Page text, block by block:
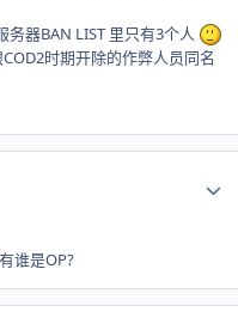
器BAN LIST 里只有3个人
时期开除的作弊人员同名
谁是OP?